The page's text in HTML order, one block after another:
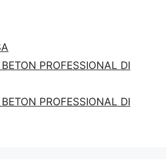
PROFESSIONAL DI
PROFESSIONAL DI